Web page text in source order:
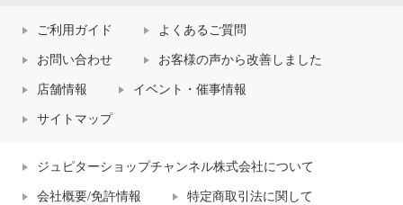
ご利用ガイド よくあるご質問
お問い合わせ お客様の声から改善しました
店舗情報 イベント・催事情報
サイトマップ
ジュピターショップチャンネル株式会社について
会社概要/免許情報 特定商取引法に関して